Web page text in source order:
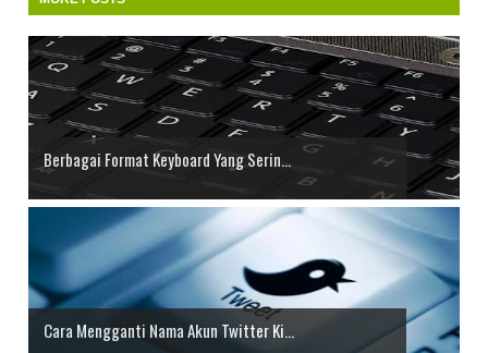
Berbagai Format Keyboard Yang Serin...
Cara Mengganti Nama Akun Twitter Ki...